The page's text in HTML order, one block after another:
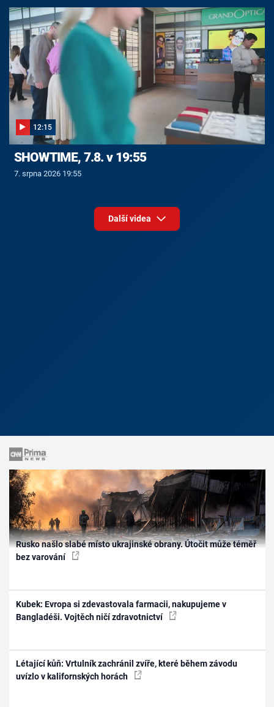
12:15
SHOWTIME, 7.8. v 19:55
7. srpna 2026 19:55
Další videa
Rusko našlo slabé místo ukrajinské obrany. Útočit může téměř
bez varování
Kubek: Evropa si zdevastovala farmacii, nakupujeme v
Bangladéši. Vojtěch ničí zdravotnictví
Létající kůň: Vrtulník zachránil zvíře, které během závodu
uvízlo v kalifornských horách